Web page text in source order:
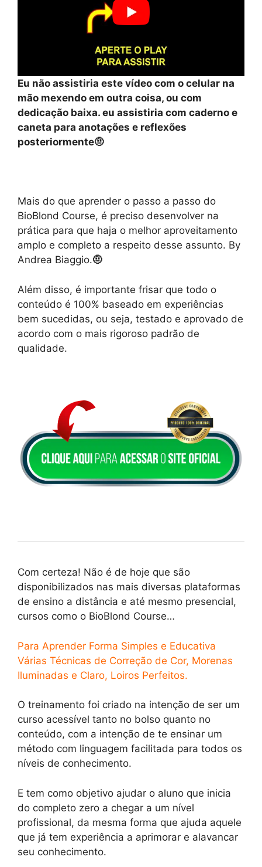
Eu não assistiria este vídeo com o celular na
mão mexendo em outra coisa, ou com
dedicação baixa. eu assistiria com caderno e
caneta para anotações e reflexões
posteriormente🤨
Mais do que aprender o passo a passo do
BioBlond Course, é preciso desenvolver na
prática para que haja o melhor aproveitamento
amplo e completo a respeito desse assunto. By
Andrea Biaggio.🤨
Além disso, é importante frisar que todo o
conteúdo é 100% baseado em experiências
bem sucedidas, ou seja, testado e aprovado de
acordo com o mais rigoroso padrão de
qualidade.
Com certeza! Não é de hoje que são
disponibilizados nas mais diversas plataformas
de ensino a distância e até mesmo presencial,
cursos como o BioBlond Course…
Para Aprender Forma Simples e Educativa
Várias Técnicas de Correção de Cor, Morenas
Iluminadas e Claro, Loiros Perfeitos.
O treinamento foi criado na intenção de ser um
curso acessível tanto no bolso quanto no
conteúdo, com a intenção de te ensinar um
método com linguagem facilitada para todos os
níveis de conhecimento.
E tem como objetivo ajudar o aluno que inicia
do completo zero a chegar a um nível
profissional, da mesma forma que ajuda aquele
que já tem experiência a aprimorar e alavancar
seu conhecimento.